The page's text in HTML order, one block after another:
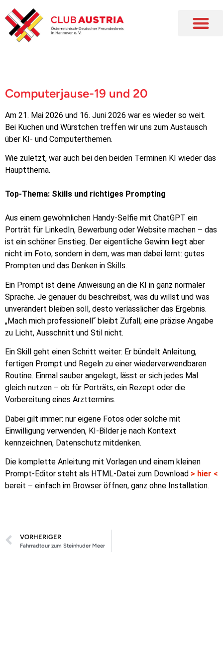
Computerjause-19 und 20
Am 21. Mai 2026 und 16. Juni 2026 war es wieder so weit.
Bei Kuchen und Würstchen treffen wir uns zum Austausch
über KI- und Computerthemen.
Wie zuletzt, war auch bei den beiden Terminen KI wieder das
Hauptthema.
Top-Thema: Skills und richtiges Prompting
Aus einem gewöhnlichen Handy-Selfie mit ChatGPT ein
Porträt für LinkedIn, Bewerbung oder Website machen – das
ist ein schöner Einstieg. Der eigentliche Gewinn liegt aber
nicht im Foto, sondern in dem, was man dabei lernt: gutes
Prompten und das Denken in Skills.
Ein Prompt ist deine Anweisung an die KI in ganz normaler
Sprache. Je genauer du beschreibst, was du willst und was
unverändert bleiben soll, desto verlässlicher das Ergebnis.
„Mach mich professionell“ bleibt Zufall; eine präzise Angabe
zu Licht, Ausschnitt und Stil nicht.
Ein Skill geht einen Schritt weiter: Er bündelt Anleitung,
fertigen Prompt und Regeln zu einer wiederverwendbaren
Routine. Einmal sauber angelegt, lässt er sich jedes Mal
gleich nutzen – ob für Porträts, ein Rezept oder die
Vorbereitung eines Arzttermins.
Dabei gilt immer: nur eigene Fotos oder solche mit
Einwilligung verwenden, KI-Bilder je nach Kontext
kennzeichnen, Datenschutz mitdenken.
Die komplette Anleitung mit Vorlagen und einem kleinen
Prompt-Editor steht als HTML-Datei zum Download > hier <
bereit – einfach im Browser öffnen, ganz ohne Installation.
VORHERIGER
Fahrradtour zum Steinhuder Meer